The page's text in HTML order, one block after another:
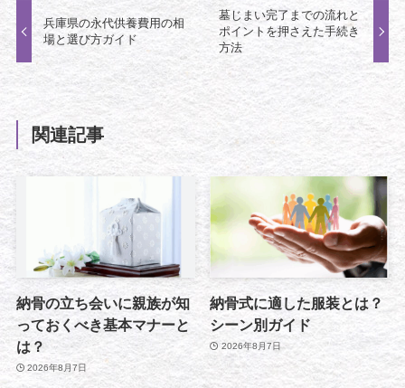
兵庫県の永代供養費用の相
場と選び方ガイド
墓じまい完了までの流れと
ポイントを押さえた手続き
方法
関連記事
納骨の立ち会いに親族が知
っておくべき基本マナーと
は？
2026年8月7日
納骨式に適した服装とは？
シーン別ガイド
2026年8月7日